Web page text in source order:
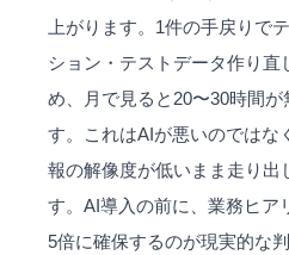
上がります。1件の手戻りで
ション・テストデータ作り直
め、月で見ると20〜30時間が
す。これはAIが悪いのではな
報の解像度が低いまま走り出
す。AI導入の前に、業務ヒア
5倍に確保するのが現実的な